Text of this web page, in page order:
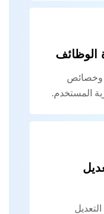
الوظائف
وخصائص
المستخدم.